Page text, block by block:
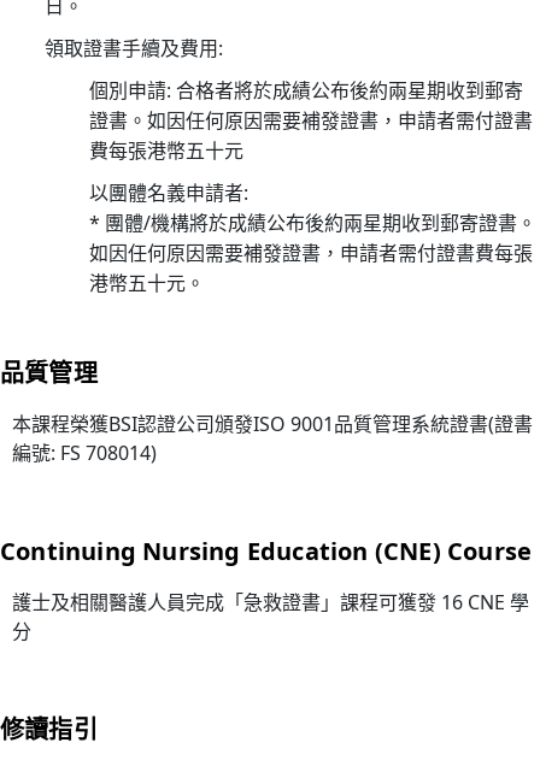
日。
領取證書手續及費用:
個別申請: 合格者將於成績公布後約兩星期收到郵寄
證書。如因任何原因需要補發證書，申請者需付證書
費每張港幣五十元
以團體名義申請者:
* 團體/機構將於成績公布後約兩星期收到郵寄證書。
如因任何原因需要補發證書，申請者需付證書費每張
港幣五十元。
品質管理
本課程榮獲BSI認證公司頒發ISO 9001品質管理系統證書(證書
編號: FS 708014)
Continuing Nursing Education (CNE) Course
護士及相關醫護人員完成「急救證書」課程可獲發 16 CNE 學
分
修讀指引
試
安
引
生
效)
程
費
用